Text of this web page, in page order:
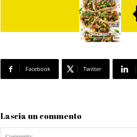
Facebook Twitter
Lascia un commento